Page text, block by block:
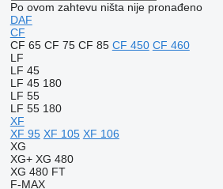
Po ovom zahtevu ništa nije pronađeno
DAF
CF
CF 65 CF 75 CF 85 CF 450 CF 460
LF
LF 45
LF 45 180
LF 55
LF 55 180
XF
XF 95 XF 105 XF 106
XG
XG+ XG 480
XG 480 FT
F-MAX